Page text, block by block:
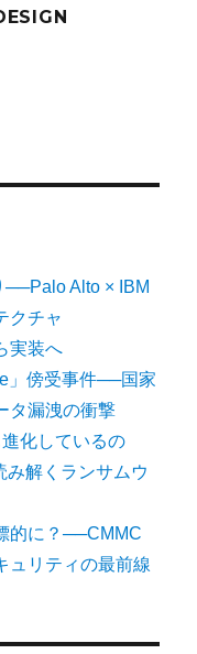
──Palo Alto × IBM
クチャ
実装へ
」傍受事件──国家
タ漏洩の衝撃
化しているの
解くランサムウ
的に？──CMMC
ュリティの最前線